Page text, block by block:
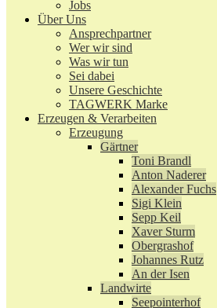
Jobs
Über Uns
Ansprechpartner
Wer wir sind
Was wir tun
Sei dabei
Unsere Geschichte
TAGWERK Marke
Erzeugen & Verarbeiten
Erzeugung
Gärtner
Toni Brandl
Anton Naderer
Alexander Fuchs
Sigi Klein
Sepp Keil
Xaver Sturm
Obergrashof
Johannes Rutz
An der Isen
Landwirte
Seepointerhof